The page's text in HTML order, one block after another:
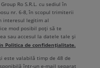
Ro S.R.L. cu sediul în
nr. 6-8, în scopul trimiterii
interesul legitim al
mod posibil poți să te
sau accesul la datele tale și
Politica de confidențialitate.
este valabilă timp de 48 de
într-un e-mail separat